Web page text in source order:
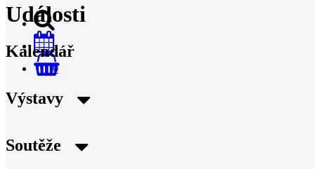
0
Události
Kalendář
Výstavy
Soutěže